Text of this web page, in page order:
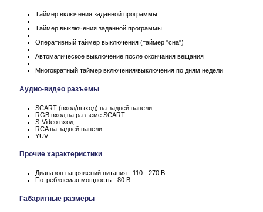
Таймер включения заданной программы
Таймер выключения заданной программы
Оперативный таймер выключения (таймер "сна")
Автоматическое выключение после окончания вещания
Многократный таймер включения/выключения по дням недели
Аудио-видео разъемы
SCART (вход/выход) на задней панели
RGB вход на разъеме SCART
S-Video вход
RCA на задней панели
YUV
Прочие характеристики
Диапазон напряжений питания - 110 - 270 В
Потребляемая мощность - 80 Вт
Габаритные размеры